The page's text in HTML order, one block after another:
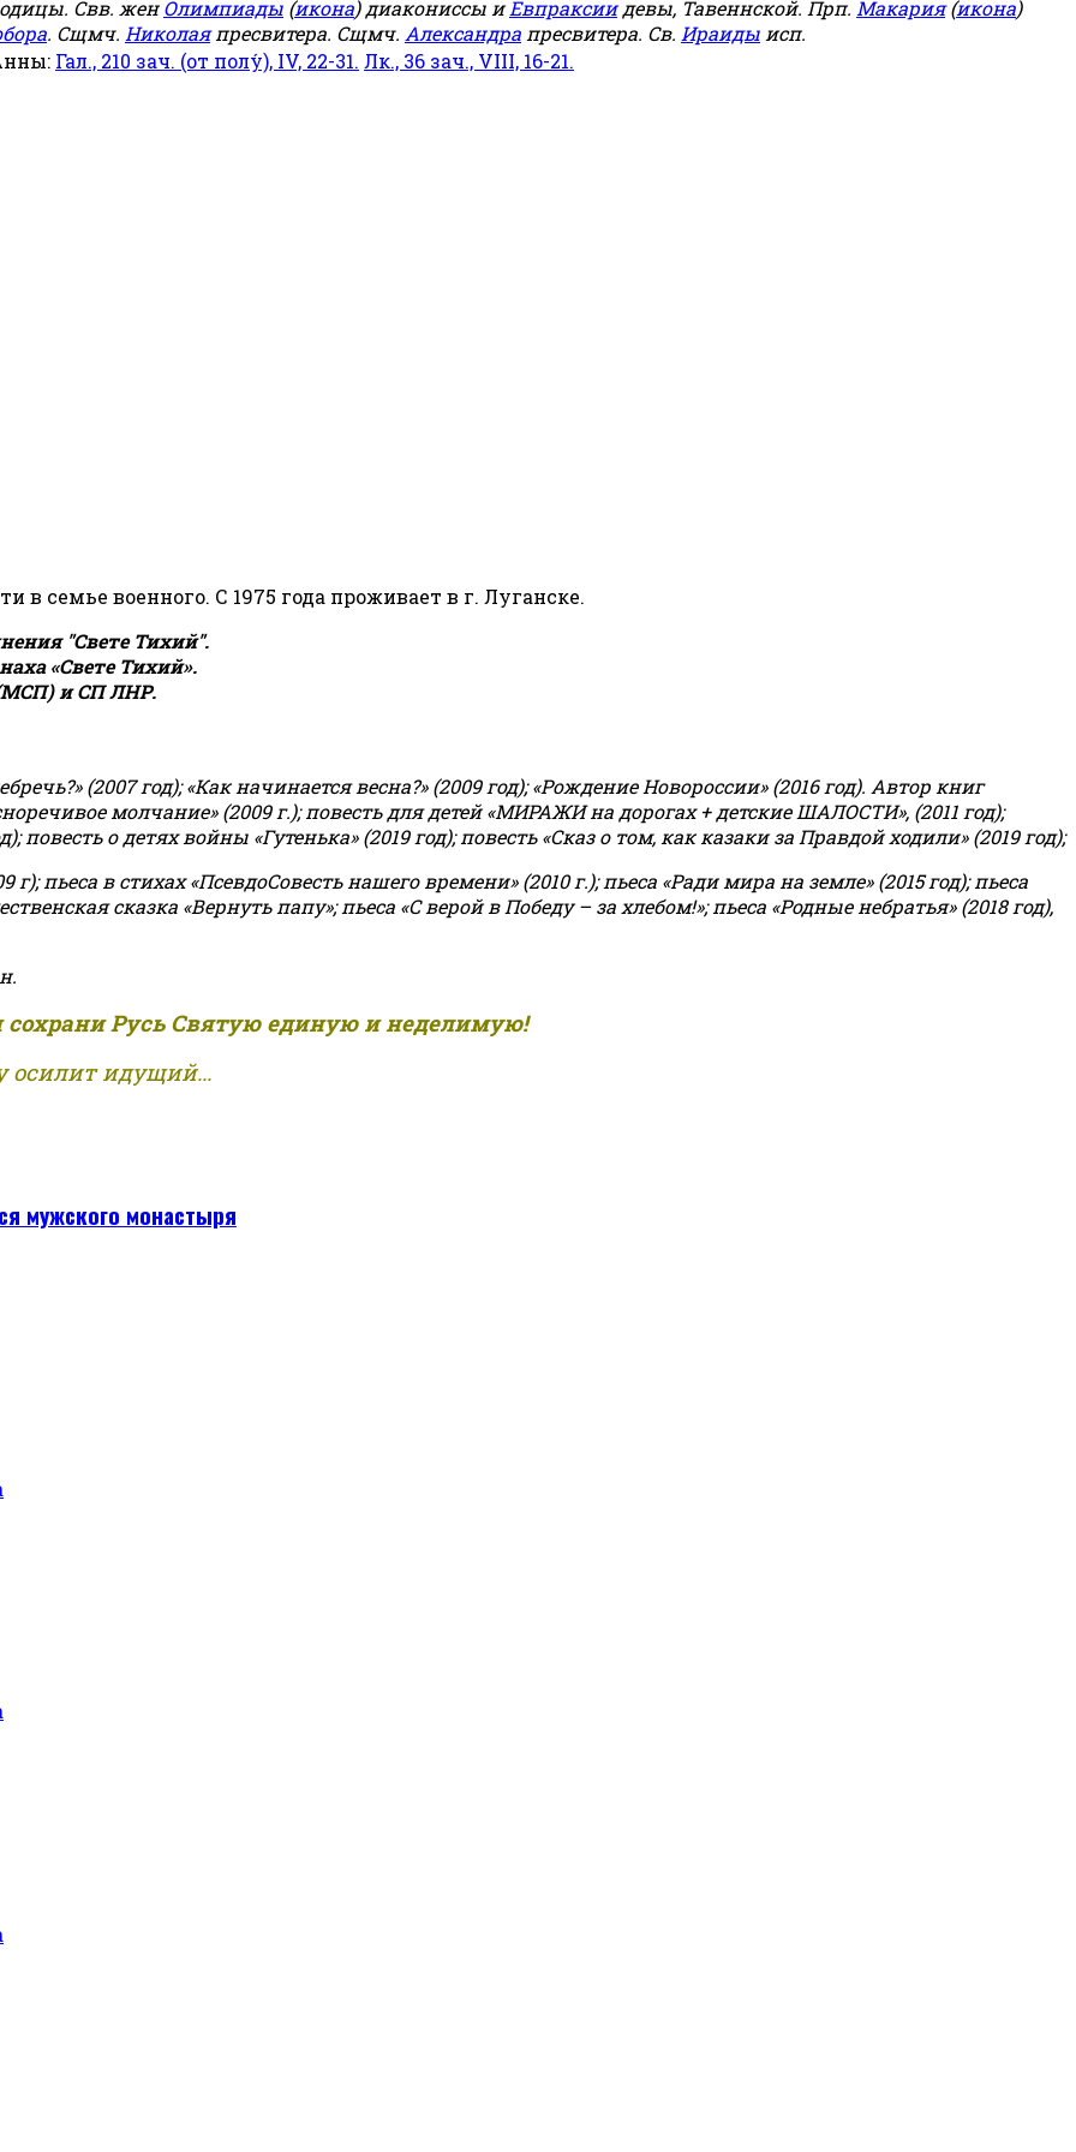
Свв. женОлимпиады (икона) диакониссы иЕвпраксиидевы, Тавеннской. Прп. Макария(икона)
. Сщмч. Николаяпресвитера. Сщмч. Александра пресвитера. Св. Ираиды исп.
Гал., 210 зач. (от полу́), IV, 22-31. Лк., 36 зач., VIII, 16-21.
в семье военного. С 1975 года проживает в г. Луганске.
"Свете Тихий".
«Свете Тихий».
(МСП) и СП ЛНР.
(2007 год); «Как начинается весна?» (2009 год); «Рождение Новороссии» (2016 год). Автор книг
молчание» (2009 г.); повесть для детей «МИРАЖИ на дорогах + детские ШАЛОСТИ», (2011 год);
о детях войны «Гутенька» (2019 год); повесть «Сказ о том, как казаки за Правдой ходили» (2019 год);
пьеса в стихах «ПсевдоСовесть нашего времени» (2010 г.); пьеса «Ради мира на земле» (2015 год); пьеса
сказка «Вернуть папу»; пьеса «С верой в Победу – за хлебом!»;пьеса «Родные небратья» (2018 год),
сохрани Русь Святую единую и неделимую!
осилит идущий...
мужского монастыря